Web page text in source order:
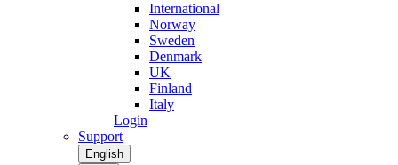
International
Norway
Sweden
Denmark
UK
Finland
Italy
Login
Support
English